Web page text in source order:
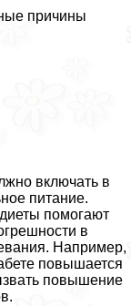
причины
включать в
питание.
помогают
в
Например,
повышается
повышение